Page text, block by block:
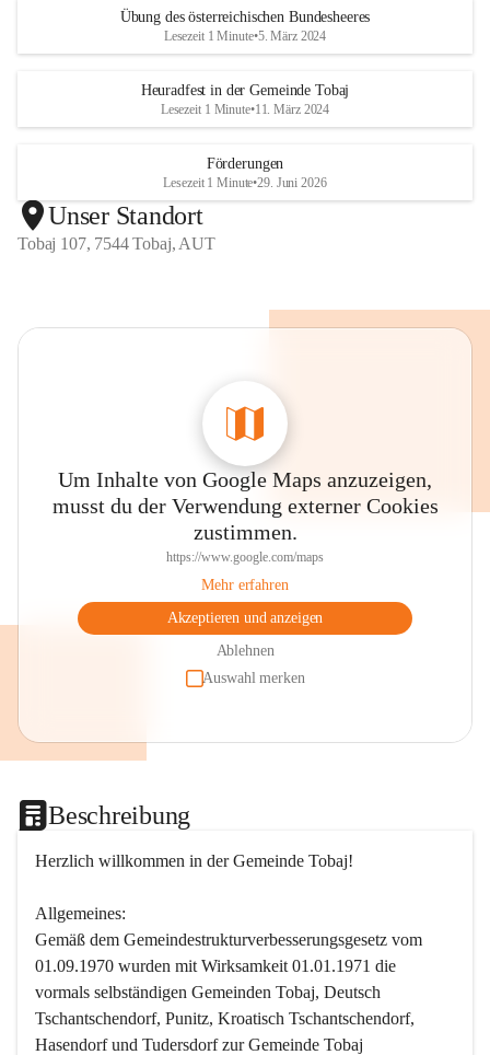
Übung des österreichischen Bundesheeres
Lesezeit 1 Minute•5. März 2024
Heuradfest in der Gemeinde Tobaj
Lesezeit 1 Minute•11. März 2024
Förderungen
Lesezeit 1 Minute•29. Juni 2026
Unser Standort
Tobaj 107, 7544 Tobaj, AUT
Um Inhalte von Google Maps anzuzeigen,
musst du der Verwendung externer Cookies
zustimmen.
https://www.google.com/maps
Mehr erfahren
Akzeptieren und anzeigen
Ablehnen
Auswahl merken
Beschreibung
Herzlich willkommen in der Gemeinde Tobaj!
Allgemeines:
Gemäß dem Gemeindestrukturverbesserungsgesetz vom
01.09.1970 wurden mit Wirksamkeit 01.01.1971 die
vormals selbständigen Gemeinden Tobaj, Deutsch
Tschantschendorf, Punitz, Kroatisch Tschantschendorf,
Hasendorf und Tudersdorf zur Gemeinde Tobaj